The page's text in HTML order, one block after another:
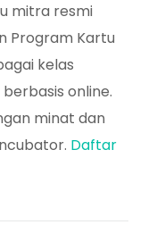
mitra resmi
Program Kartu
kelas
online.
minat dan
Daftar